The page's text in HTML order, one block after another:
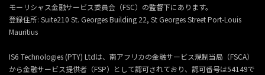
モーリシャス金融サービス委員会（FSC）の監督下にあります。
登録住所: Suite210 St. Georges Building 22, St Georges Street Port-Louis
Mauritius
IS6 Technologies (PTY) Ltdは、南アフリカの金融サービス規制当局（FSCA）
から金融サービス提供者（FSP）として認可されており、認可番号は54149で